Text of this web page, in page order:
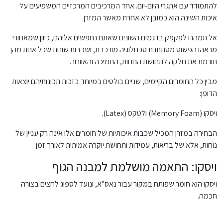
להתמודד עם אתגרי היום-יום. אחד המרכיבים המרכזיים המשפיעים על
איכות השינה הוא כמובן לא אחרת מאשר המזרן.
אל תמהרו לפקפק בדגמים השונים שאתם נחפשים אליהם, כיוון שמאחורי
מראהו הפשוט מסתתרת טכנולוגיה מורכבת, ושכבות שונות שכל אחת מהן
תורמת את חלקה לתחושת הנוחות, התמיכה והאוורור.
מבין כל החומרים הקיימים, שניים בולטים במיוחד בזכות תכונותיהם יוצאות
הדופן:
ויסקו (Memory Foam) ולטקס (Latex).
הבחירה במזרן המכיל שכבות איכותיות של חומרים אלו אינה רק עניין של
נוחות, אלא של בריאות, עמידות ותחושת יוקרה אמיתית לאורך זמן.
ויסקו: התאמה מושלמת למבנה הגוף
ויסקו הוא חומר שפותח במקור עבור נאס"א, ונועד לספוג לחצים בצורה
חכמה.